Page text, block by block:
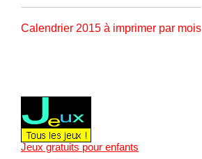
Calendrier 2015 à imprimer par mois
Jeux gratuits pour enfants